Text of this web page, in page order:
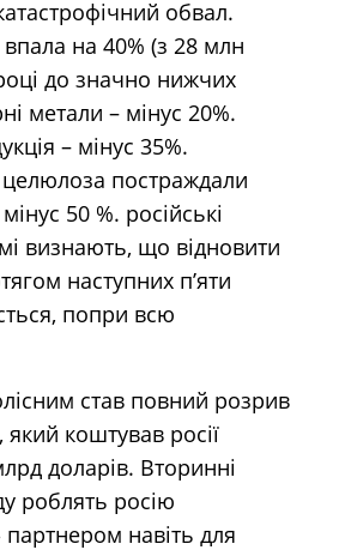
обвал.
впала на 40% (з 28 млн
до значно нижчих
метали – мінус 20%.
– мінус 35%.
постраждали
50 %. російські
визнають, що відновити
наступних п’яти
попри всю
став повний розрив
який коштував росії
доларів. Вторинні
роблять росію
навіть для